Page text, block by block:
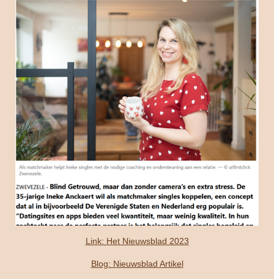
Link: Het Nieuwsblad 2023
Blog: Nieuwsblad Artikel